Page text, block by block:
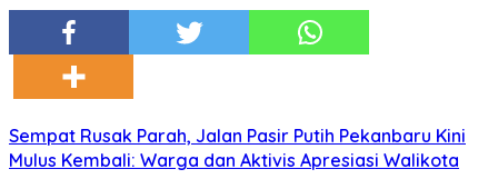
Sempat Rusak Parah, Jalan Pasir Putih Pekanbaru Kini
Mulus Kembali: Warga dan Aktivis Apresiasi Walikota